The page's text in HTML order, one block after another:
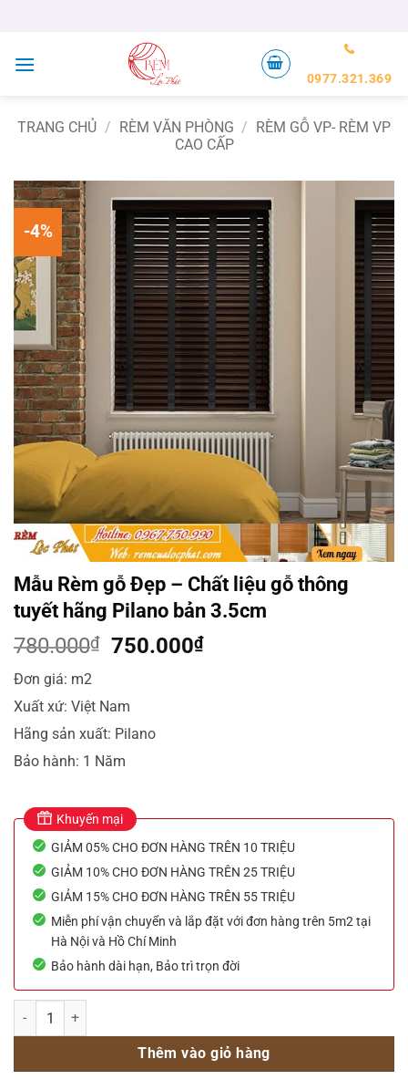
nội
0977.321.369
TRANG CHỦ / RÈM VĂN PHÒNG / RÈM GỖ VP- RÈM VP
CAO CẤP
-4%
Mẫu Rèm gỗ Đẹp – Chất liệu gỗ thông
tuyết hãng Pilano bản 3.5cm
780.000₫
Giá
780.000₫.
750.000₫Giá
Đơn giá: m2
Xuất xứ: Việt Nam
Hãng sản xuất: Pilano
Bảo hành: 1 Năm
Khuyến mại
GIẢM 05% CHO ĐƠN HÀNG TRÊN 10 TRIỆU
GIẢM 10% CHO ĐƠN HÀNG TRÊN 25 TRIỆU
GIẢM 15% CHO ĐƠN HÀNG TRÊN 55 TRIỆU
Miễn phí vận chuyển và lắp đặt với đơn hàng trên 5m2 tại
Hà Nội và Hồ Chí Minh
Bảo hành dài hạn, Bảo trì trọn đời
Mẫu Rèm gỗ Đẹp – Chất liệu gỗ thông tuyết hãng Pilano bản 3.5cm
Thêm vào giỏ hàng